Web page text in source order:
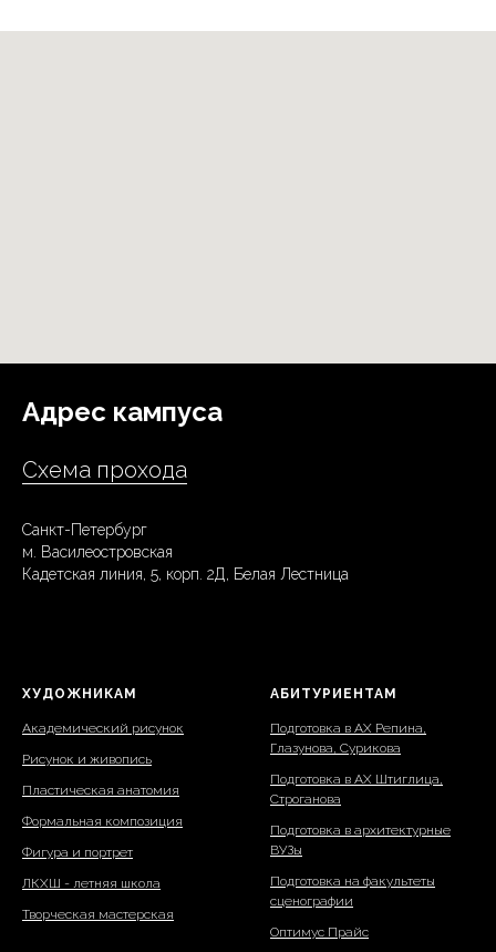
Адрес кампуса
Схема прохода
Санкт-Петербург
м. Василеостровская
Кадетская линия, 5, корп. 2Д, Белая Лестница
ХУДОЖНИКАМ
Академический рисунок
Рисунок и живопись
Пластическая анатомия
Формальная композиция
Фигура и портрет
ЛКХШ - летняя школа
Творческая мастерская
АБИТУРИЕНТАМ
Подготовка в АХ Репина,
Глазунова, Сурикова
Подготовка в АХ Штиглица,
Строганова
Подготовка в архитектурные
ВУЗы
Подготовка на факультеты
сценографии
Оптимус Прайс